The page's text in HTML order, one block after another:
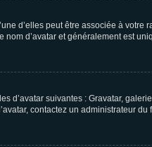
d’elles peut être associée à
d’avatar et généralement est
d’avatar suivantes : Gravatar,
contactez un administrateur du